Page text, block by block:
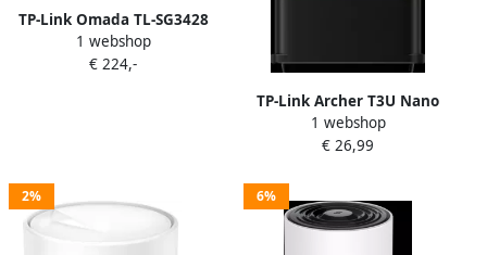
TP-Link Omada TL-SG3428
1 webshop
€ 224,-
TP-Link Archer T3U Nano
1 webshop
€ 26,99
2% 6%